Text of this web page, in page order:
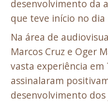
desenvolvimento da
que teve início no dia
Na área de
Marcos Cruz e Oger
vasta experiência em
assinalaram
desenvolvimento